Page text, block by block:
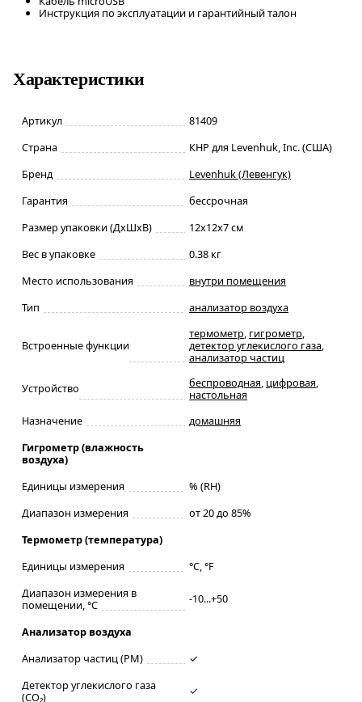
Инструкция по эксплуатации и гарантийный талон
Характеристики
Артикул
81409
Страна
КНР для Levenhuk, Inc. (США)
Бренд
Levenhuk (Левенгук)
Гарантия
бессрочная
Размер упаковки (ДxШxВ)
12x12x7 см
Вес в упаковке
0.38 кг
Место использования
внутри помещения
Тип
анализатор воздуха
Встроенные функции
термометр, гигрометр,
детектор углекислого газа,
анализатор частиц
Устройство беспроводная, цифровая,
настольная
Назначение
домашняя
Гигрометр (влажность
воздуха)
Единицы измерения
% (RH)
Диапазон измерения
от 20 до 85%
Термометр (температура)
Единицы измерения
°C, °F
Диапазон измерения в
помещении, °C
-10...+50
Анализатор воздуха
Анализатор частиц (PM)
✓
Детектор углекислого газа
(CO₂)
✓